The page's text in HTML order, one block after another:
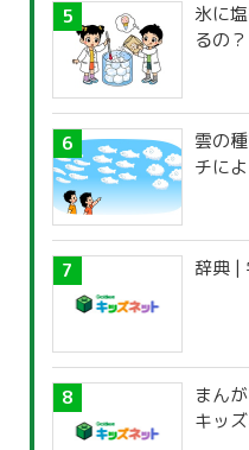
氷に
るの？
雲の
チに
辞典 |
まん
キッ